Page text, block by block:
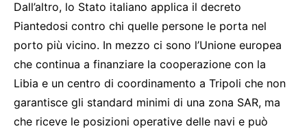
Dall’altro, lo Stato italiano applica il decreto
Piantedosi contro chi quelle persone le porta nel
porto più vicino. In mezzo ci sono l’Unione europea
che continua a finanziare la cooperazione con la
Libia e un centro di coordinamento a Tripoli che non
garantisce gli standard minimi di una zona SAR, ma
che riceve le posizioni operative delle navi e può